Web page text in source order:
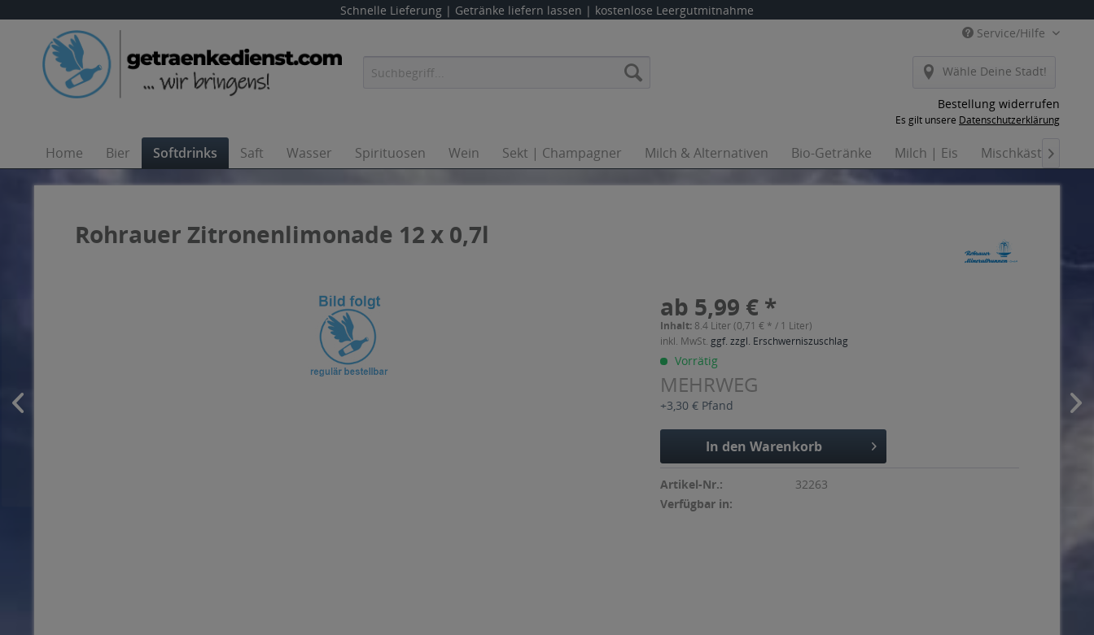
Schnelle Lieferung | Getränke liefern lassen | kostenlose Leergutmitnahme
Service/Hilfe
Wähle Deine Stadt!
Bestellung widerrufen
Es gilt unsere Datenschutzerklärung
Home Bier Softdrinks Saft Wasser Spirituosen Wein Sekt | Champagner Milch & Alternativen Bio-Getränke Milch | Eis Mischkästen

Rohrauer Zitronenlimonade 12 x 0,7l
ab 5,99 € *
Inhalt: 8.4 Liter (0,71 € * / 1 Liter)
inkl. MwSt. ggf. zzgl. Erschwerniszuschlag
Vorrätig
MEHRWEG
+3,30 € Pfand
In den Warenkorb
Artikel-Nr.:
32263
Verfügbar in: